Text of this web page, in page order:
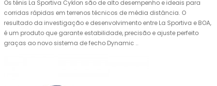
Os ténis La Sportiva Cyklon são de alto desempenho e ideais para
corridas rápidas em terrenos técnicos de média distância. O
resultado da investigação e desenvolvimento entre La Sportiva e BOA,
é um produto que garante estabilidade, precisão e ajuste perfeito
graças ao novo sistema de fecho Dynamic ..